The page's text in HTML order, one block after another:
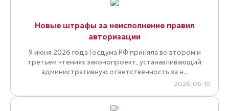
Новые штрафы за неисполнение правил
авторизации
9 июня 2026 года Госдума РФ приняла во втором и
третьем чтениях законопроект, устанавливающий
административную ответственность за н...
2026-06-10